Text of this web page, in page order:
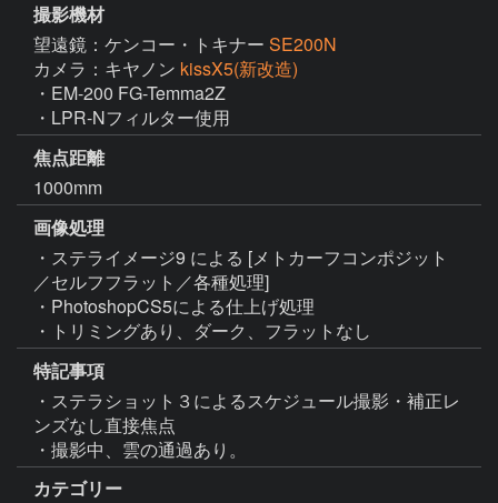
撮影機材
望遠鏡：ケンコー・トキナー SE200N
カメラ：キヤノン kissX5(新改造)
・EM-200 FG-Temma2Z
・LPR-Nフィルター使用
焦点距離
1000mm
画像処理
・ステライメージ9 による [メトカーフコンポジット
／セルフフラット／各種処理]
・PhotoshopCS5による仕上げ処理
・トリミングあり、ダーク、フラットなし
特記事項
・ステラショット３によるスケジュール撮影・補正レ
ンズなし直接焦点
・撮影中、雲の通過あり。
カテゴリー